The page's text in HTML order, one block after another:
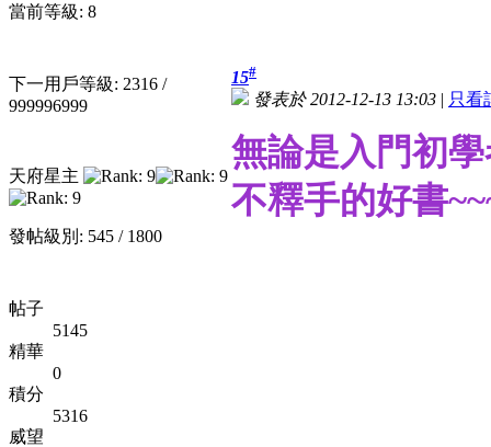
當前等級: 8
下一用戶等級: 2316 /
999996999
天府星主
發帖級別: 545 / 1800
帖子
5145
精華
0
積分
5316
威望
15#
發表於 2012-12-13 13:03 | 只看
無論是入門初
不釋手的好書